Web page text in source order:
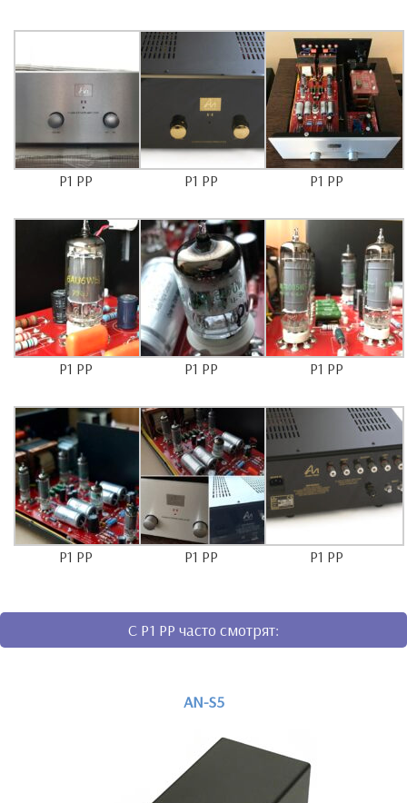
P1 PP P1 PP P1 PP
P1 PP P1 PP P1 PP
P1 PP P1 PP P1 PP
C P1 PP часто смотрят:
AN-S5